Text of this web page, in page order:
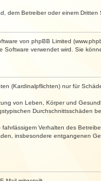
dem Betreiber oder einem Dritten
von phpBB Limited
verwendet wird. Sie
(Kardinalpflichten) nur für
von Leben, Körper und
Durchschnittsschäden
Verhalten des
insbesondere entgangenen